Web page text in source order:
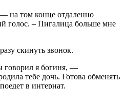
на том конце отдаленно
голос. – Пигалица больше мне
скинуть звонок.
я богиня, —
тебе дочь. Готова обменять
в интернат.